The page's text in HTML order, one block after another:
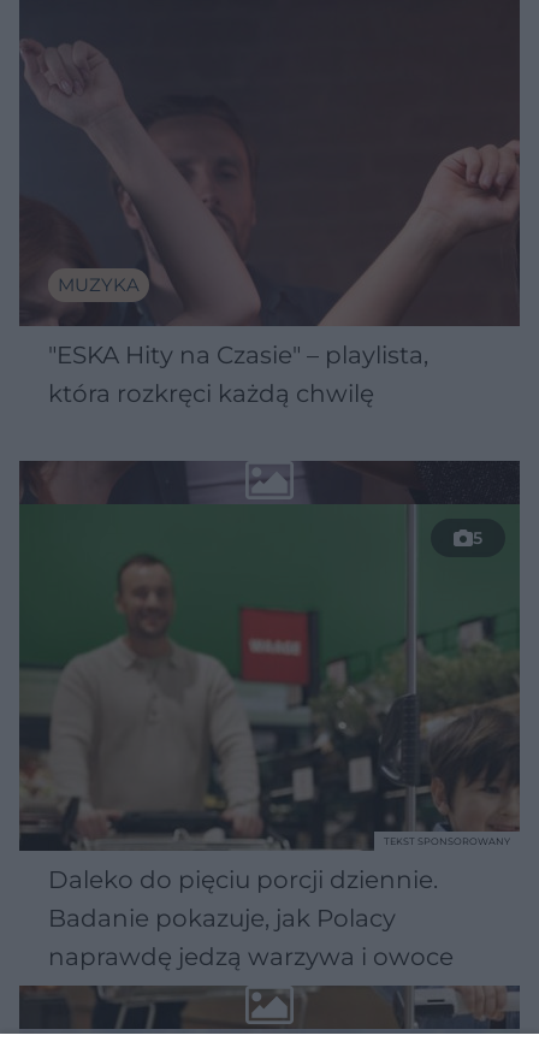
MUZYKA
"ESKA Hity na Czasie" – playlista,
która rozkręci każdą chwilę
5
Daleko do pięciu porcji dziennie.
Badanie pokazuje, jak Polacy
naprawdę jedzą warzywa i owoce
TEKST SPONSOROWANY